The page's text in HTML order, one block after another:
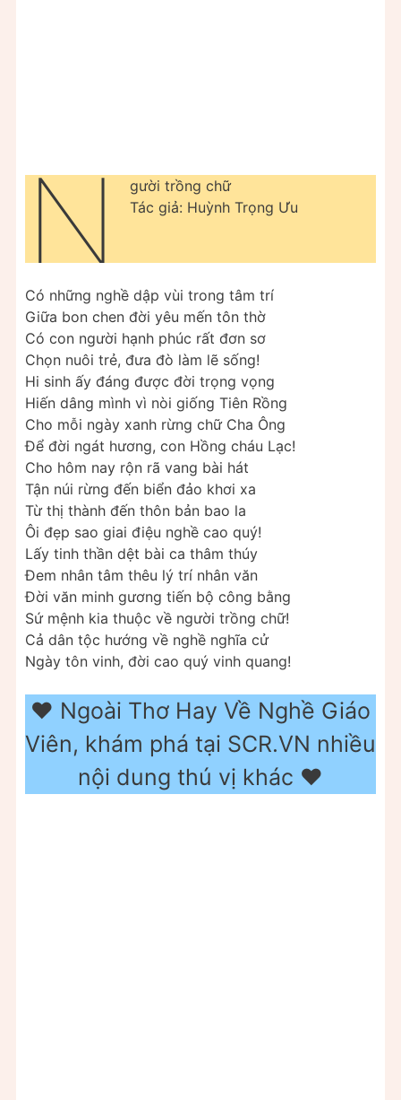
N
gười trồng chữ
Tác giả: Huỳnh Trọng Ưu
Có những nghề dập vùi trong tâm trí
Giữa bon chen đời yêu mến tôn thờ
Có con người hạnh phúc rất đơn sơ
Chọn nuôi trẻ, đưa đò làm lẽ sống!
Hi sinh ấy đáng được đời trọng vọng
Hiến dâng mình vì nòi giống Tiên Rồng
Cho mỗi ngày xanh rừng chữ Cha Ông
Để đời ngát hương, con Hồng cháu Lạc!
Cho hôm nay rộn rã vang bài hát
Tận núi rừng đến biển đảo khơi xa
Từ thị thành đến thôn bản bao la
Ôi đẹp sao giai điệu nghề cao quý!
Lấy tinh thần dệt bài ca thâm thúy
Đem nhân tâm thêu lý trí nhân văn
Đời văn minh gương tiến bộ công bằng
Sứ mệnh kia thuộc về người trồng chữ!
Cả dân tộc hướng về nghề nghĩa cử
Ngày tôn vinh, đời cao quý vinh quang!
❤️️ Ngoài Thơ Hay Về Nghề Giáo
Viên, khám phá tại SCR.VN nhiều
nội dung thú vị khác ❤️️